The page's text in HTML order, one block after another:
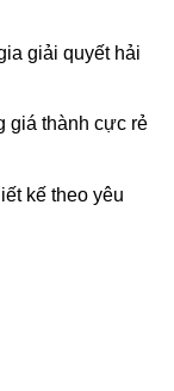
giải quyết hải
giá thành cực rẻ
kế theo yêu